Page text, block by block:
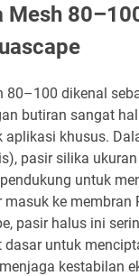
Mesh
80–100 dikenal
butiran sangat
khusus.
pasir silika
untuk
ke membran
pasir halus ini
dasar untuk
kestabilan